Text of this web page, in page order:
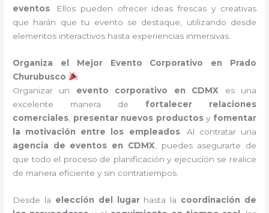
eventos . Ellos pueden ofrecer ideas frescas y creativas
que harán que tu evento se destaque, utilizando desde
elementos interactivos hasta experiencias inmersivas.
Organiza el Mejor Evento Corporativo en Prado
Churubusco
Organizar un evento corporativo en CDMX es una
excelente manera de fortalecer relaciones
comerciales presentar nuevos productosy fomentar
la motivación entre los empleados. Al contratar una
agencia de eventos en CDMX , puedes asegurarte de
que todo el proceso de planificación y ejecución se realice
de manera eficiente y sin contratiempos.
Desde la elección del lugarhasta la coordinación de